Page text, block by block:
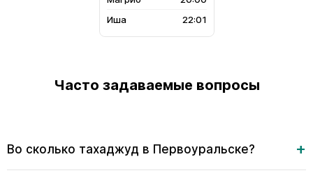
22:01
Часто задаваемые вопросы
Во сколько тахаджуд в Первоуральске?